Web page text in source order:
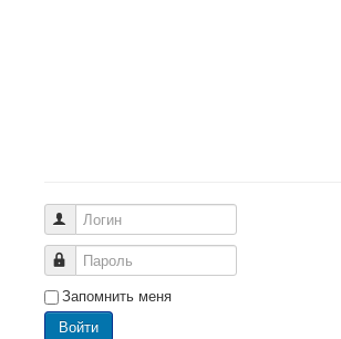
Логин
Пароль
Запомнить меня
Войти